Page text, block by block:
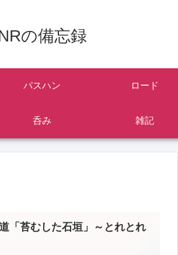
の備忘録
パスハン ロード
呑み 雑記
「苔むした石垣」～とれとれ